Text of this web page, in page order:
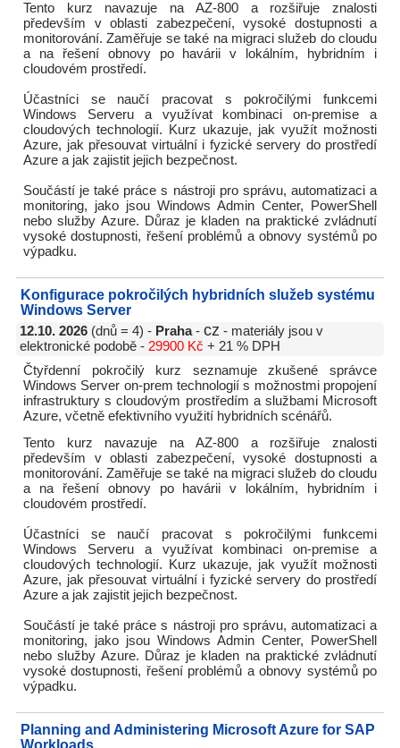
Tento kurz navazuje na AZ-800 a rozšiřuje znalosti
především v oblasti zabezpečení, vysoké dostupnosti a
monitorování. Zaměřuje se také na migraci služeb do cloudu
a na řešení obnovy po havárii v lokálním, hybridním i
cloudovém prostředí.
Účastníci se naučí pracovat s pokročilými funkcemi
Windows Serveru a využívat kombinaci on-premise a
cloudových technologií. Kurz ukazuje, jak využít možnosti
Azure, jak přesouvat virtuální i fyzické servery do prostředí
Azure a jak zajistit jejich bezpečnost.
Součástí je také práce s nástroji pro správu, automatizaci a
monitoring, jako jsou Windows Admin Center, PowerShell
nebo služby Azure. Důraz je kladen na praktické zvládnutí
vysoké dostupnosti, řešení problémů a obnovy systémů po
výpadku.
Konfigurace pokročilých hybridních služeb systému
Windows Server
12.10. 2026 (dnů = 4) - Praha- cz - materiály jsou v
elektronické podobě - 29900 Kč + 21 % DPH
Čtyřdenní pokročilý kurz seznamuje zkušené správce
Windows Server on-prem technologií s možnostmi propojení
infrastruktury s cloudovým prostředím a službami Microsoft
Azure, včetně efektivního využití hybridních scénářů.
Tento kurz navazuje na AZ-800 a rozšiřuje znalosti
především v oblasti zabezpečení, vysoké dostupnosti a
monitorování. Zaměřuje se také na migraci služeb do cloudu
a na řešení obnovy po havárii v lokálním, hybridním i
cloudovém prostředí.
Účastníci se naučí pracovat s pokročilými funkcemi
Windows Serveru a využívat kombinaci on-premise a
cloudových technologií. Kurz ukazuje, jak využít možnosti
Azure, jak přesouvat virtuální i fyzické servery do prostředí
Azure a jak zajistit jejich bezpečnost.
Součástí je také práce s nástroji pro správu, automatizaci a
monitoring, jako jsou Windows Admin Center, PowerShell
nebo služby Azure. Důraz je kladen na praktické zvládnutí
vysoké dostupnosti, řešení problémů a obnovy systémů po
výpadku.
Planning and Administering Microsoft Azure for SAP
Workloads